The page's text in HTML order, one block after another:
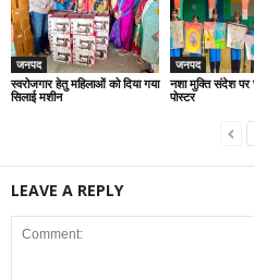
जनपद
स्वरोजगार हेतु महिलाओं को दिया गया
सिलाई मशीन
जनपद
नशा मुक्ति संदेश पर
पोस्टर
LEAVE A REPLY